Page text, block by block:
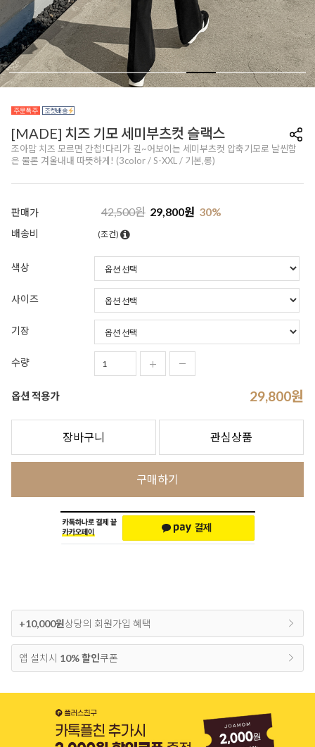
[MADE] 치즈 기모 세미부츠컷 슬랙스
조아맘 치즈 모르면 간첩!다리가 길~어보이는 세미부츠컷 압축기모로 날씬함
은 물론 겨울내내 따뜻하게! (3color / S-XXL / 기본,롱)
판매가 42,500원 29,800원 30%
배송비 (조건)
색상
사이즈
기장
수량
옵션 적용가 29,800원
장바구니 관심상품
구매하기
+10,000원상당의 회원가입 혜택
앱 설치시 10% 할인쿠폰